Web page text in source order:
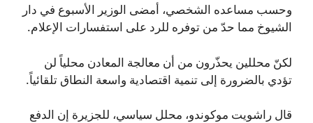
وحسب مساعده الشخصي، أمضى الوزير الأسبوع في دار
الشيوخ مما حدّ من توفره للرد على استفسارات الإعلام.
لكنّ محللين يحذّرون من أن معالجة المعادن محلياً لن
تؤدي بالضرورة إلى تنمية اقتصادية واسعة النطاق تلقائياً.
قال راشويت موكوندو، محلل سياسي، للجزيرة إن الدفع